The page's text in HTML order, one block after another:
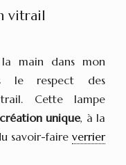
vitrail
main dans mon
le respect des
Cette lampe
création unique, à la
savoir-faire verrier